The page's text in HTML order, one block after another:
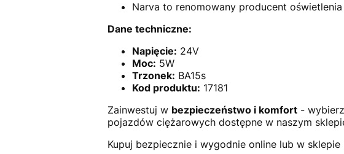
Narva to renomowany producent
Dane techniczne:
Napięcie: 24V
Moc: 5W
Trzonek: BA15s
Kod produktu: 17181
Zainwestuj w bezpieczeństwo i komfort- wybierz
pojazdów ciężarowych dostępne w naszym
Kupuj bezpiecznie i wygodnie online lub w